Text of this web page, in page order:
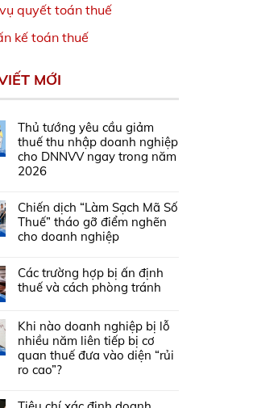
quyết toán thuế
kế toán thuế
MỚI
Thủ tướng yêu cầu giảm
thuế thu nhập doanh nghiệp
cho DNNVV ngay trong năm
2026
Chiến dịch “Làm Sạch Mã Số
Thuế” tháo gỡ điểm nghẽn
cho doanh nghiệp
Các trường hợp bị ấn định
thuế và cách phòng tránh
Khi nào doanh nghiệp bị lỗ
nhiều năm liên tiếp bị cơ
quan thuế đưa vào diện “rủi
ro cao”?